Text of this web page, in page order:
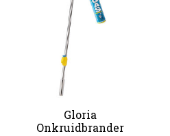
Gloria
Onkruidbrander